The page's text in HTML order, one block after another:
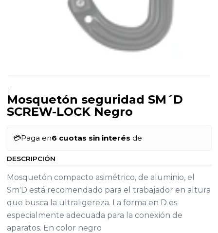
|
Mosquetón seguridad SM´D
SCREW-LOCK Negro
💳Paga en6 cuotas sin interés de
DESCRIPCIÓN
Mosquetón compacto asimétrico, de aluminio, el
Sm'D está recomendado para el trabajador en altura
que busca la ultraligereza. La forma en D es
especialmente adecuada para la conexión de
aparatos. En color negro